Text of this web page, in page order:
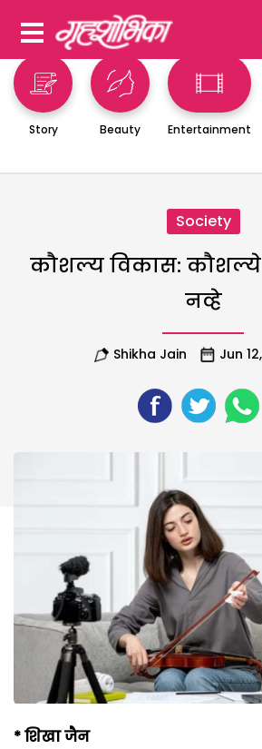
Story Beauty Entertainment
Society
कौशल्य विकास: कौशल्ये
नव्हे
Shikha Jain Jun
* शिखा जैन